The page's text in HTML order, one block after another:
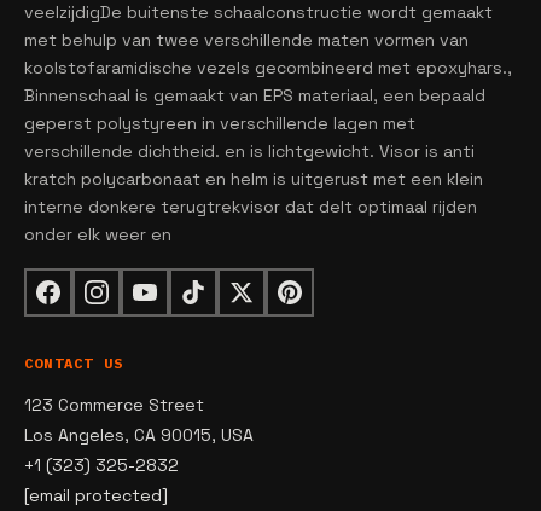
veelzijdigDe buitenste schaalconstructie wordt gemaakt
met behulp van twee verschillende maten vormen van
koolstofaramidische vezels gecombineerd met epoxyhars.,
Binnenschaal is gemaakt van EPS materiaal, een bepaald
geperst polystyreen in verschillende lagen met
verschillende dichtheid. en is lichtgewicht. Visor is anti
kratch polycarbonaat en helm is uitgerust met een klein
interne donkere terugtrekvisor dat delt optimaal rijden
onder elk weer en
CONTACT US
123 Commerce Street
Los Angeles, CA 90015, USA
+1 (323) 325-2832
[email protected]